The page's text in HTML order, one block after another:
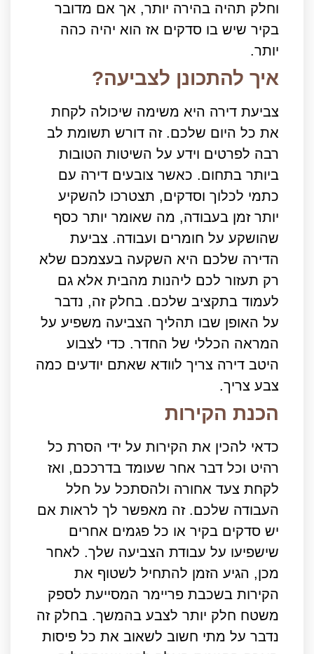
וחלק תהיה בהירה יותר, אך אם מדובר
בקיר שיש בו סדקים אז הוא יהיה כהה
יותר.
איך להתכונן לצביעה?
צביעת דירה היא משימה שיכולה לקחת
את כל היום שלכם. זה דורש תשומת לב
רבה לפרטים וידע על השיטות הטובות
ביותר בתחום. כאשר צובעים דירה עם
כתמי לכלוך וסדקים, תצטרכו להשקיע
יותר זמן בעבודה, מה שאומר יותר כסף
שהושקע על חומרים ועבודה. צביעת
הדירה שלכם היא השקעה בעצמכם שלא
רק תעזור לכם ליהנות מהבית אלא גם
לעמוד בתקציב שלכם. בחלק זה, נדבר
על האופן שבו תהליך הצביעה משפיע על
המראה הכללי של החדר. כדי לצבוע
היטב דירה צריך לוודא שאתם יודעים כמה
צבע צריך.
הכנת הקירות
כדאי להכין את הקירות על ידי הסרת כל
רהיט וכל דבר אחר שעומד בדרככם, ואז
לקחת צעד אחורה ולהסתכל על חלל
העבודה שלכם. זה מאפשר לך לראות אם
יש סדקים בקיר או כל פגמים אחרים
שישפיעו על עבודת הצביעה שלך. לאחר
מכן, הגיע הזמן להתחיל לשטוף את
הקירות בשכבת פריימר המסייעת לספק
משטח חלק יותר לצבע בהמשך. בחלק זה
נדבר על מתי חשוב לשאוב את כל פיסות